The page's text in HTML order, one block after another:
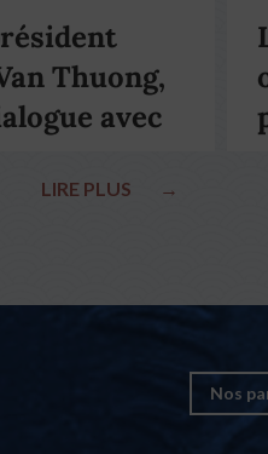
Thuong,
avec
LIRE PLUS →
Nos